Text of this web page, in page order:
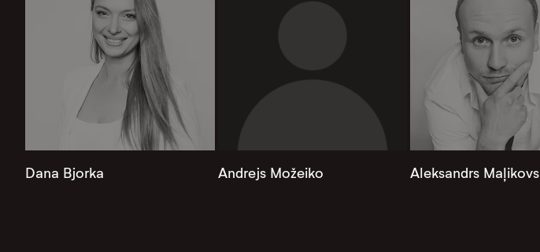
Dana Bjorka Andrejs Možeiko Aleksandrs Maļikovs